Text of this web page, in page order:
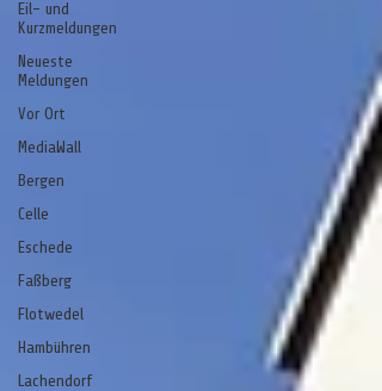
Eil- und
Kurzmeldungen
Neueste
Meldungen
Vor Ort
MediaWall
Bergen
Celle
Eschede
Faßberg
Flotwedel
Hambühren
Lachendorf